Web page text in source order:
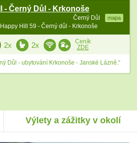
- Černý Důl - Krkonoše
Černý Důl mapa
Hill 59 - Černý důl - Krkonoše
2x 2x
Ceník
ZDE
Důl - ubytování Krkonoše - Janské Lázně.“
Výlety a zážitky v okolí